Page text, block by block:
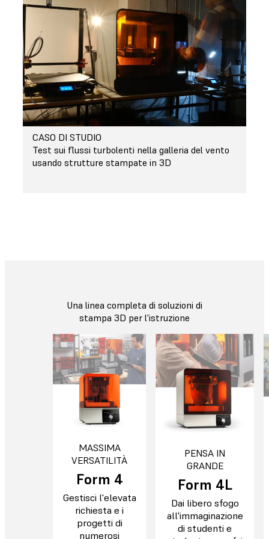
CASO DI STUDIO
Test sui flussi turbolenti nella galleria del vento
usando strutture stampate in 3D
Una linea completa di soluzioni di
stampa 3D per l'istruzione
MASSIMA
VERSATILITÀ
Form 4
Gestisci l'elevata
richiesta e i
progetti di
numerosi
PENSA IN
GRANDE
Form 4L
Dai libero sfogo
all'immaginazione
di studenti e